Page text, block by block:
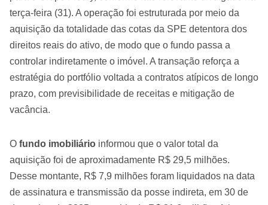
terça-feira (31). A operação foi estruturada por meio da
aquisição da totalidade das cotas da SPE detentora dos
direitos reais do ativo, de modo que o fundo passa a
controlar indiretamente o imóvel. A transação reforça a
estratégia do portfólio voltada a contratos atípicos de longo
prazo, com previsibilidade de receitas e mitigação de
vacância.
O fundo imobiliário informou que o valor total da
aquisição foi de aproximadamente R$ 29,5 milhões.
Desse montante, R$ 7,9 milhões foram liquidados na data
de assinatura e transmissão da posse indireta, em 30 de